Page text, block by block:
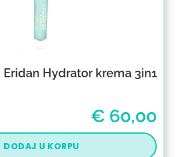
Eridan Hydrator krema 3in1
€ 60,00
DODAJ U KORPU